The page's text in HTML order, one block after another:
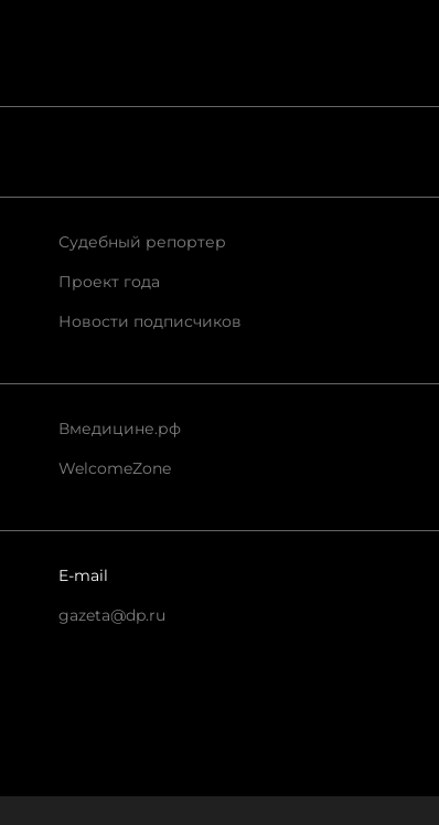
Судебный репортер
Проект года
Новости подписчиков
Вмедицине.рф
WelcomeZone
E-mail
gazeta@dp.ru